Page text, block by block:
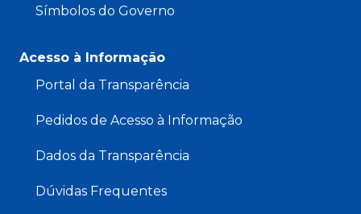
Símbolos do Governo
Acesso à Informação
Portal da Transparência
Pedidos de Acesso à Informação
Dados da Transparência
Dúvidas Frequentes